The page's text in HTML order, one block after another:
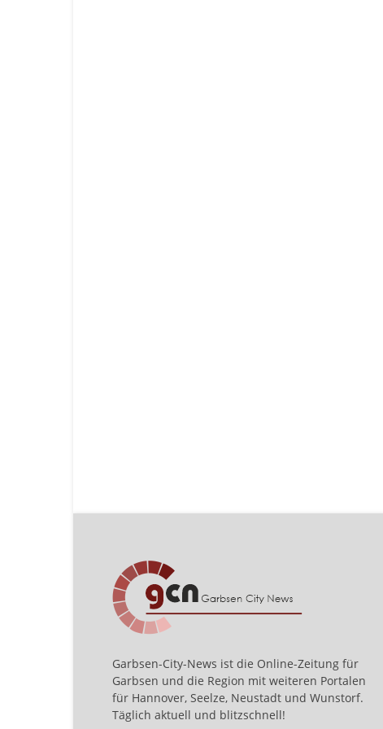
Garbsen-City-News ist die Online-Zeitung für
Garbsen und die Region mit weiteren Portalen
für Hannover, Seelze, Neustadt und Wunstorf.
Täglich aktuell und blitzschnell!